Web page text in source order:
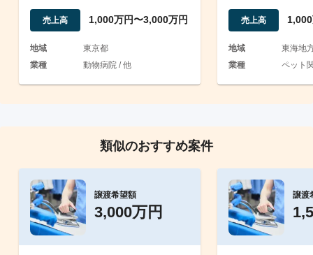
機器販売業の2本柱
売上高 1,000万円〜3,000万円
地域
東京都
業種
動物病院 / 他
譲渡 / 従業員引
売上高
地域
東海地
業種
ペット
類似のおすすめ案件
譲渡希望額
3,000万円
譲渡